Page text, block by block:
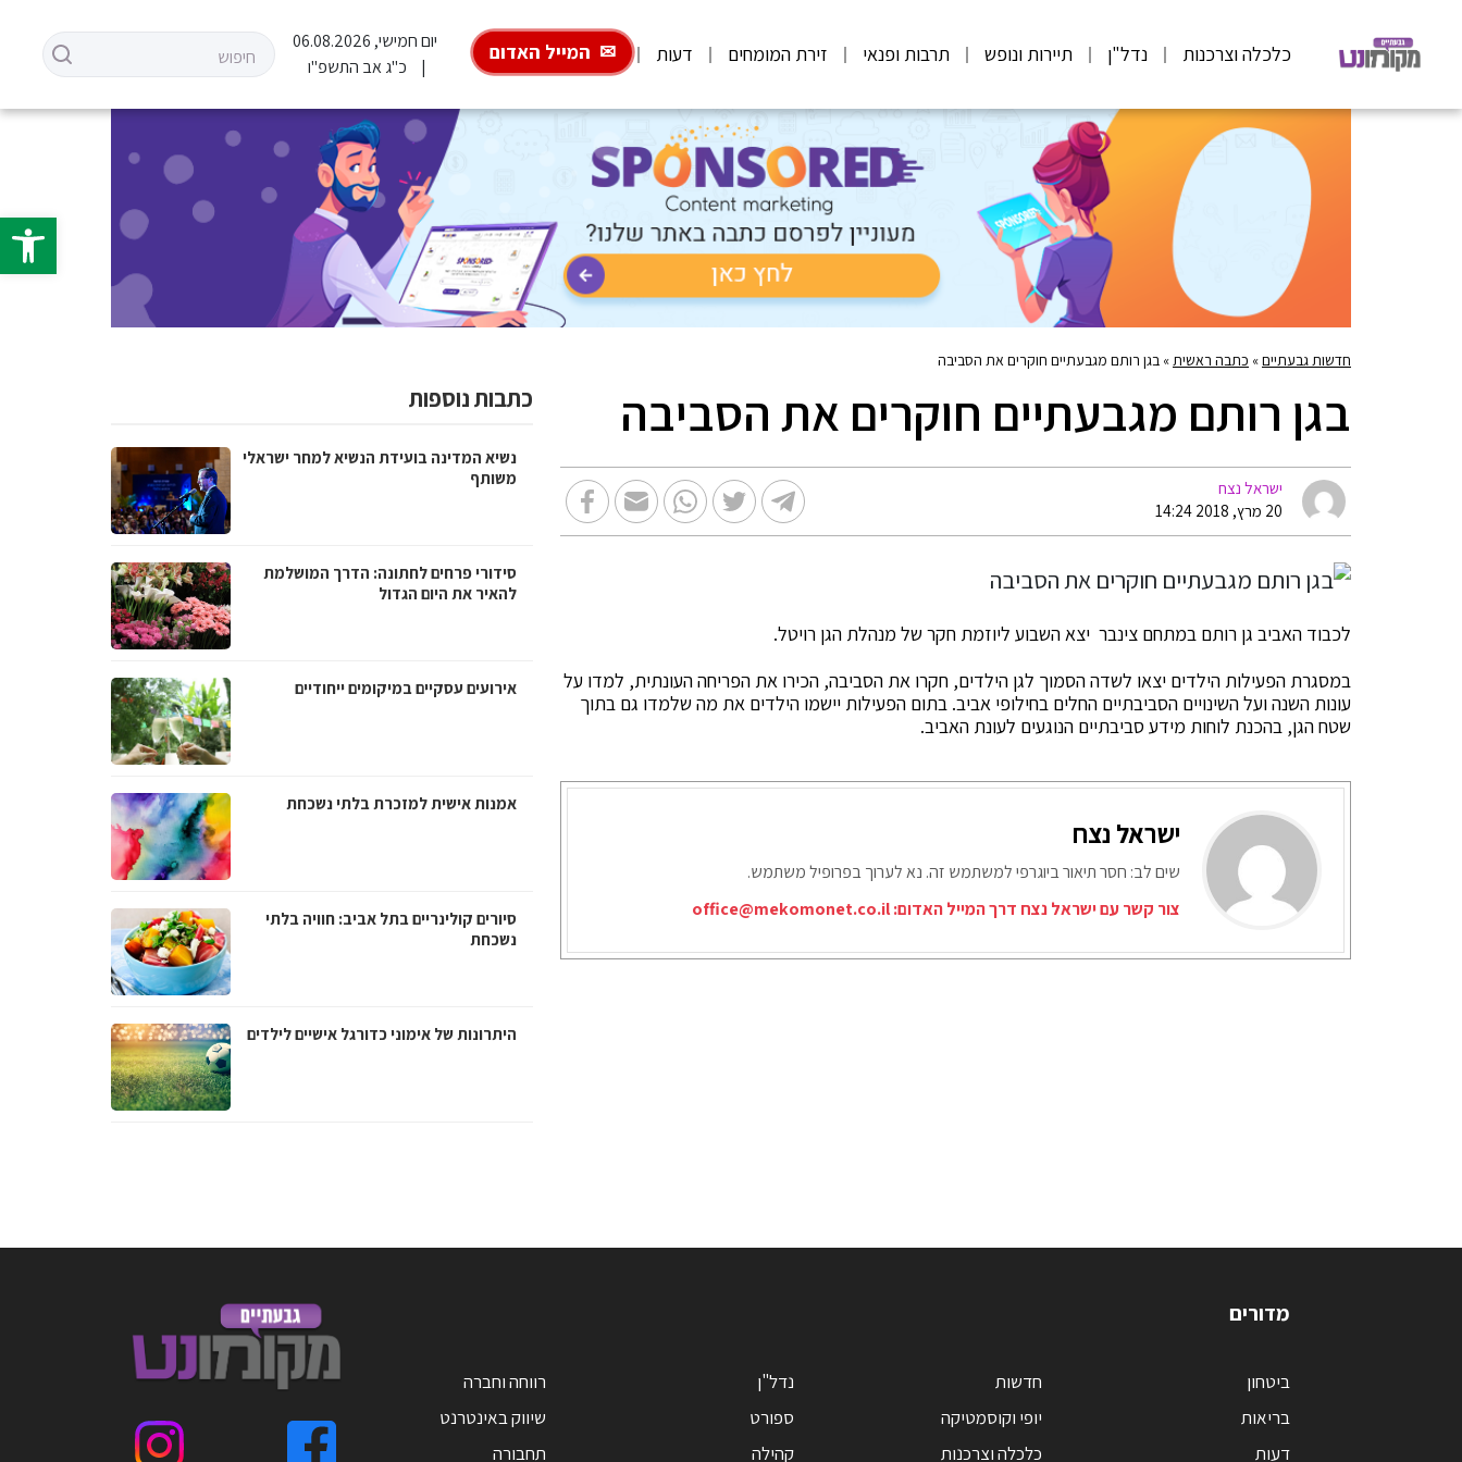
פתח
כלכלה וצרכנות נדל"ן תיירות ונופש תרבות ופנאי זירת המומחים דעות המייל האדום
יום חמישי, 06.08.2026
כ"ג אב התשפ"ו
חדשות גבעתיים» כתבה ראשית » בגן רותם מגבעתיים חוקרים את הסביבה
בגן רותם מגבעתיים חוקרים את הסביבה
ישראל נצח
20 מרץ, 2018 14:24
לכבוד האביב גן רותם במתחם צינבר יצא השבוע ליוזמת חקר של מנהלת הגן רויטל.
במסגרת הפעילות הילדים יצאו לשדה הסמוך לגן הילדים, חקרו את הסביבה, הכירו את הפריחה העונתית, למדו על
עונות השנה ועל השינויים הסביבתיים החלים בחילופי אביב. בתום הפעילות יישמו הילדים את מה שלמדו גם בתוך
שטח הגן, בהכנת לוחות מידע סביבתיים הנוגעים לעונת האביב.
ישראל נצח
שים לב: חסר תיאור ביוגרפי למשתמש זה. נא לערוך בפרופיל משתמש.
צור קשר עם ישראל נצח דרך המייל האדום:office@mekomonet.co.il
כתבות נוספות
נשיא המדינה בועידת הנשיא למחר ישראלי
משותף
סידורי פרחים לחתונה: הדרך המושלמת
להאיר את היום הגדול
אירועים עסקיים במיקומים ייחודיים
אמנות אישית למזכרת בלתי נשכחת
סיורים קולינריים בתל אביב: חוויה בלתי
נשכחת
היתרונות של אימוני כדורגל אישיים לילדים
מדורים
ביטחון
בריאות
דעות
חדשות
יופי וקוסמטיקה
כלכלה וצרכנות
נדל"ן
ספורט
קהילה
רווחה וחברה
שיווק באינטרנט
תחבורה